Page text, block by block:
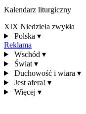
Kalendarz liturgiczny
XIX Niedziela zwykła
Polska ▾
Reklama
Wschód ▾
Świat ▾
Duchowość i wiara ▾
Jest afera! ▾
Więcej ▾